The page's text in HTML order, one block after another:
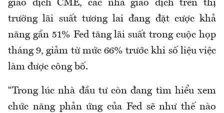
giao dịch CME, các nhà giao dịch trên thị
trường lãi suất tương lai đang đặt cược khả
năng gần 51% Fed tăng lãi suất trong cuộc họp
tháng 9, giảm từ mức 66% trước khi số liệu việc
làm được công bố.
“Trong lúc nhà đầu tư còn đang tìm hiểu xem
chức năng phản ứng của Fed sẽ như thế nào